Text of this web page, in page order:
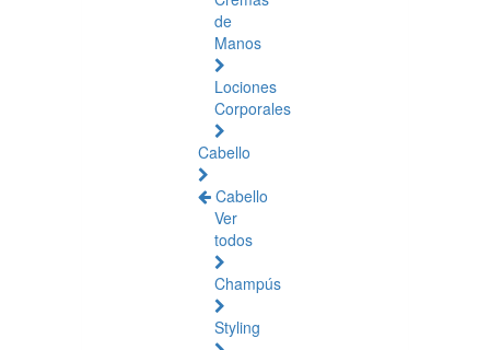
de
Manos
Lociones
Corporales
Cabello
Cabello
Ver
todos
Champús
Styling